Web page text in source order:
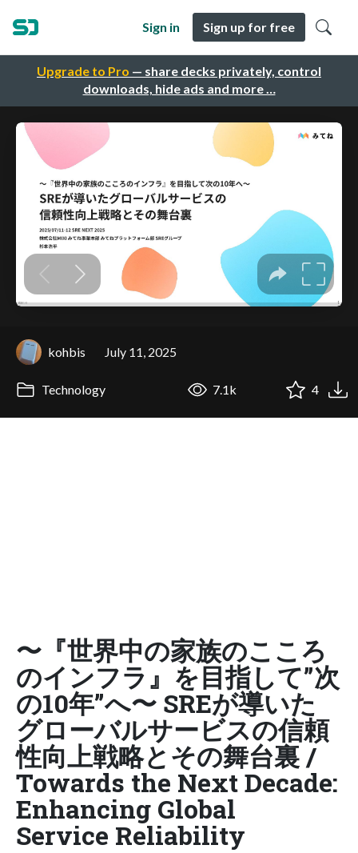
Upgrade to Pro — share decks privately, control
downloads, hide ads and more …
Sign in Sign up for free
kohbis July 11, 2025
Technology 7.1k 4
〜『世界中の家族のこころ
のインフラ』を目指して”次
の10年”へ〜 SREが導いた
グローバルサービスの信頼
性向上戦略とその舞台裏 /
Towards the Next Decade:
Enhancing Global
Service Reliability